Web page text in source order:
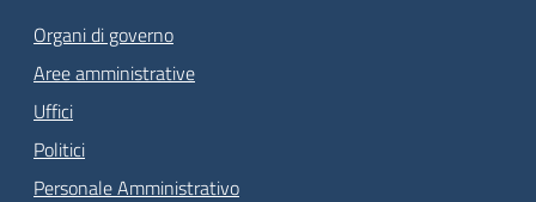
Organi di governo
Aree amministrative
Uffici
Politici
Personale Amministrativo